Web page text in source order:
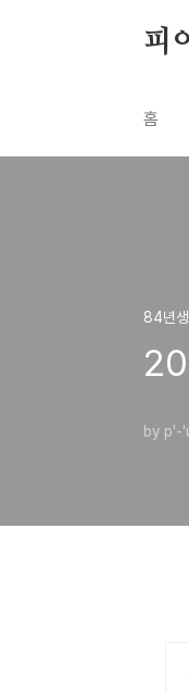
피
홈
84년생
by p'-